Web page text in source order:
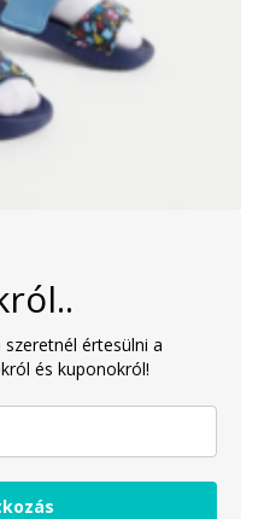
értesülni a
és kuponokról!